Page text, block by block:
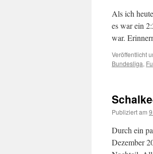
Als ich
es war ein
war.
Veröffentlicht
Bundesliga,
Publiziert am
Durch ein
Dezember